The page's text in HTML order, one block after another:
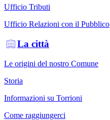
Ufficio Tributi
Ufficio Relazioni con il Pubblico
La città
Le origini del nostro Comune
Storia
Informazioni su Torrioni
Come raggiungerci